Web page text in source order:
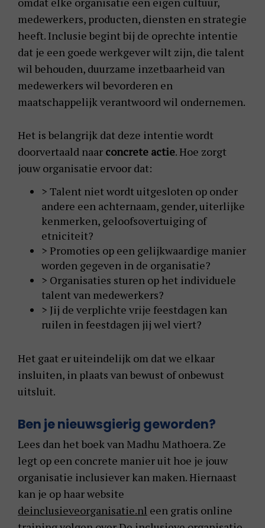
medewerkers, producten, diensten en strategie
heeft. Inclusie begint bij de oprechte intentie
dat je een goede werkgever wilt zijn, die talent
wil behouden, duurzame inzetbaarheid van
medewerkers wil bevorderen en
maatschappelijk verantwoord wil ondernemen.
Het is belangrijk dat deze intentie wordt
doorvertaald naar concrete actie. Hoe zorgt
jouw organisatie ervoor dat:
> Talent niet wordt uitgesloten op onder
andere een achternaam, gender, uiterlijke
kenmerken, geloofsovertuiging of
etniciteit?
> Promoties op een gelijkwaardige manier
worden gegeven in de organisatie?
> Organisaties sturen op het individuele
talent van medewerkers?
> Jij de verplichte vrije feestdagen kan
ruilen in feestdagen jij wel viert?
Het gaat er uiteindelijk om dat we elkaar
insluiten, in plaats van bewust of onbewust
uitsluit.
Ben je nieuwsgierig geworden?
Lees dan het boek van Madhu Mathoera. Ze
legt op een concrete manier uit hoe je jouw
organisatie inclusiever kan maken. Hiernaast
kan je op haar website
deinclusieveorganisatie.nl een gratis online